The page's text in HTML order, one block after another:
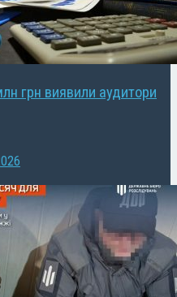
грн виявили аудитори